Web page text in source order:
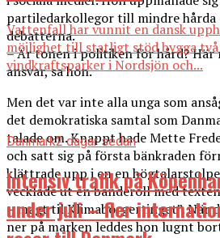
partiledarkollegor till mindre hårda
debatterna.
­– Är tonen i politiken för hård?
ansvar, sa hon.
Men det var inte alla unga som
det demokratiska samtal som
talade om. Knappt hade Mette
och satt sig på första bänkraden
klättrade upp i en en
vecklade ut en banderoll med
– magt til Klimaborgertinget”. När
ner på marken leddes hon lugnt
Vattenfall har vunnit en dansk
möjlighet till statligt stöd bygga två
vindkraftsparker i Nordsjön och...
Danmark2 dagar sedan
Intensiv trafik på
under juli – fler